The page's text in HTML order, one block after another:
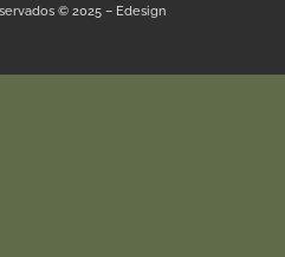
© 2025 – Edesign